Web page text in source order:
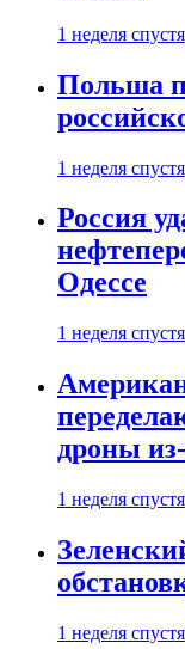
1 неделя спустя
Польша
1 неделя спустя
Россия
Одессе
1 неделя спустя
дроны
1 неделя спустя
1 неделя спустя